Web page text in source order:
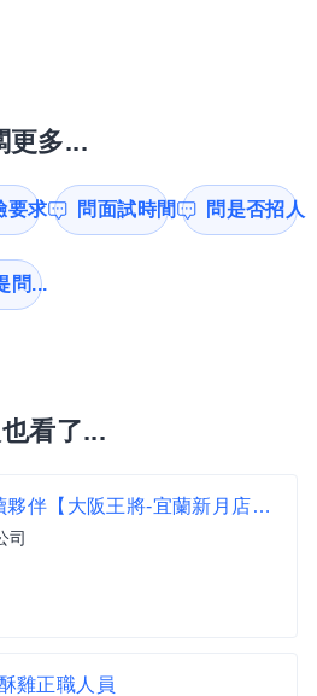
更多...
要求 問面試時間 問是否招人
問...
看了...
內外場兼職/計時/工讀夥伴【大阪王將-宜蘭新月店】時薪$205-$250、加碼假日津貼可達時薪$217-$262
司
雞正職人員